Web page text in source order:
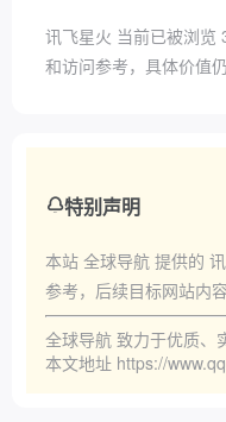
讯飞星火 当前已被浏览
和访问参考，具体价值
特别声明
本站 全球导航 提供的
参考，后续目标网站内
全球导航 致力于优质、
本文地址 https://